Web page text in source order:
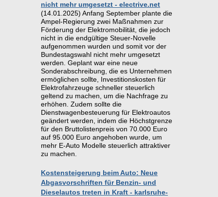
nicht mehr umgesetzt - electrive.net
(14.01.2025) Anfang September plante die
Ampel-Regierung zwei Maßnahmen zur
Förderung der Elektromobilität, die jedoch
nicht in die endgültige Steuer-Novelle
aufgenommen wurden und somit vor der
Bundestagswahl nicht mehr umgesetzt
werden. Geplant war eine neue
Sonderabschreibung, die es Unternehmen
ermöglichen sollte, Investitionskosten für
Elektrofahrzeuge schneller steuerlich
geltend zu machen, um die Nachfrage zu
erhöhen. Zudem sollte die
Dienstwagenbesteuerung für Elektroautos
geändert werden, indem die Höchstgrenze
für den Bruttolistenpreis von 70.000 Euro
auf 95.000 Euro angehoben wurde, um
mehr E-Auto Modelle steuerlich attraktiver
zu machen.
Kostensteigerung beim Auto: Neue
Abgasvorschriften für Benzin- und
Dieselautos treten in Kraft - karlsruhe-